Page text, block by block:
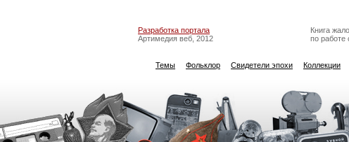
Разработка портала
Артимедия веб, 2012
Книга
по работе
Темы Фольклор Свидетели эпохи Коллекции